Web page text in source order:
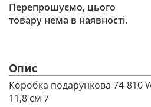
Перепрошуємо, цього
товару нема в наявності.
Опис
Коробка подарункова 74-810
11,8 см 7